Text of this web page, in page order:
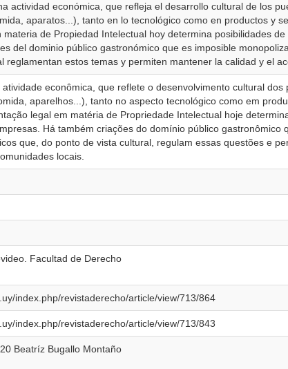
actividad económica, que refleja el desarrollo cultural de los
aparatos...), tanto en lo tecnológico como en productos y
materia de Propiedad Intelectual hoy determina posibilidades
del dominio público gastronómico que es imposible
reglamentan estos temas y permiten mantener la calidad y el
econômica, que reflete o desenvolvimento cultural
aparelhos...), tanto no aspecto tecnológico como em
legal em matéria de Propriedade Intelectual hoje
Há também criações do domínio público gastronômico
que, do ponto de vista cultural, regulam essas questões e
locais.
Facultad de Derecho
index.php/revistaderecho/article/view/713/864
index.php/revistaderecho/article/view/713/843
Beatríz Bugallo Montaño